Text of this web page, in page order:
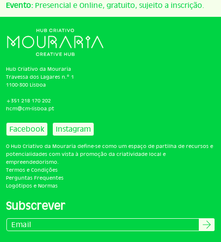
Evento: Presencial e Online, gratuito, sujeito a inscrição.
Hub Criativo da Mouraria
Travessa dos Lagares n.º 1
1100-300 Lisboa
+351 218 170 202
hcm@cm-lisboa.pt
Facebook Instagram
O Hub Criativo da Mouraria define-se como um espaço de partilha de recursos e
potencialidades com vista à promoção da criatividade local e
empreendedorismo.
Termos e Condições
Perguntas Frequentes
Logótipos e Normas
Subscrever